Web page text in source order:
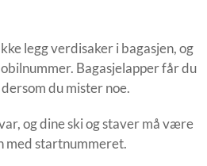
legg verdisaker i bagasjen, og
Bagasjelapper får du
du mister noe.
og dine ski og staver må være
med startnummeret.